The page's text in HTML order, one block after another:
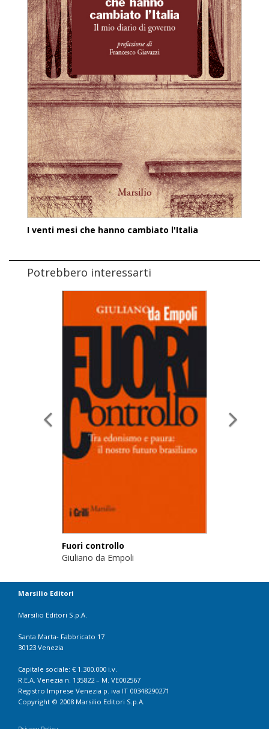
I venti mesi che hanno cambiato l'Italia
Potrebbero interessarti
Fuori controllo
Giuliano da Empoli
Marsilio Editori
Marsilio Editori S.p.A.
Santa Marta- Fabbricato 17
30123 Venezia
Capitale sociale: € 1.300.000 i.v.
R.E.A. Venezia n. 135822 – M. VE002567
Registro Imprese Venezia p. iva IT 00348290271
Copyright © 2008 Marsilio Editori S.p.A.